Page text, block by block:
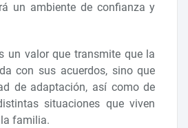
un ambiente de confianza y
un valor que transmite que la
con sus acuerdos, sino que
de adaptación, así como de
situaciones que viven
la familia.